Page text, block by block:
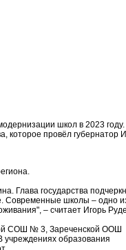
школ в 2023
которое провёл губернатор
Глава государства
Современные школы – одно
– считает Игорь
СОШ № 3, Зареченской ООШ
образования